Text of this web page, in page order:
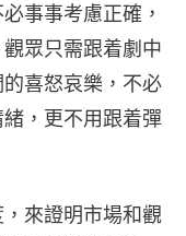
事事考慮正確，
眾只需跟着劇中
喜怒哀樂，不必
，更不用跟着彈
來證明市場和觀